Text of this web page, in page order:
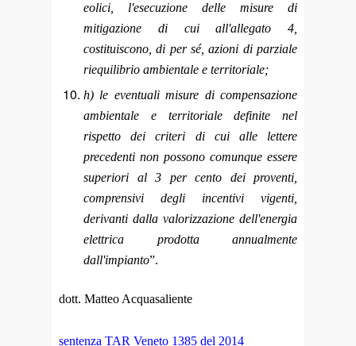
eolici, l'esecuzione delle misure di
mitigazione di cui all'allegato 4,
costituiscono, di per sé, azioni di parziale
riequilibrio ambientale e territoriale;
h) le eventuali misure di compensazione
ambientale e territoriale definite nel
rispetto dei criteri di cui alle lettere
precedenti non possono comunque essere
superiori al 3 per cento dei proventi,
comprensivi degli incentivi vigenti,
derivanti dalla valorizzazione dell'energia
elettrica prodotta annualmente
dall'impianto”.
dott. Matteo Acquasaliente
sentenza TAR Veneto 1385 del 2014